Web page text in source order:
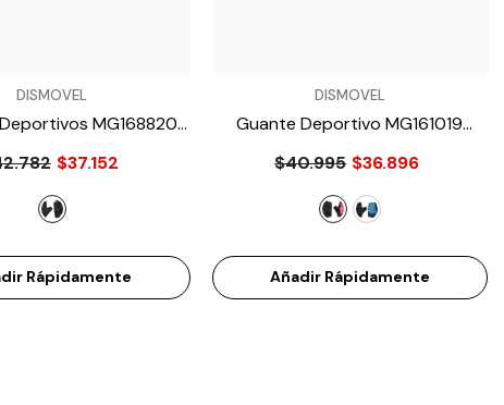
DISMOVEL
MG168820
- Negro
$37.152
Rápidamente
DISMOVEL
Guante Deportivo MG161019
- Fucsia
$40.995 $36.896
Añadir Rápidamente